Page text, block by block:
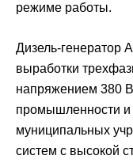
режиме работы.
Дизель-генератор
выработки
напряжением 380 В
промышленности и
муниципальных
систем с высокой